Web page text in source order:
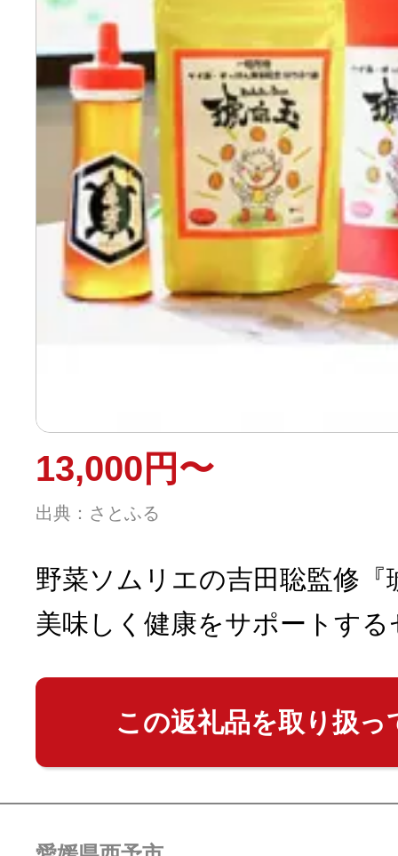
13,000円〜
出典：さとふる
野菜ソムリエの吉田聡監修『
美味しく健康をサポートする
この返礼品を取り扱っ